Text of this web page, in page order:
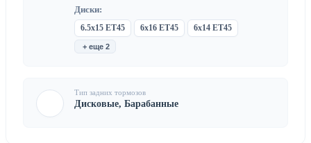
Диски:
6.5x15 ET45 6x16 ET45 6x14 ET45
+ еще 2
Тип задних тормозов
Дисковые, Барабанные